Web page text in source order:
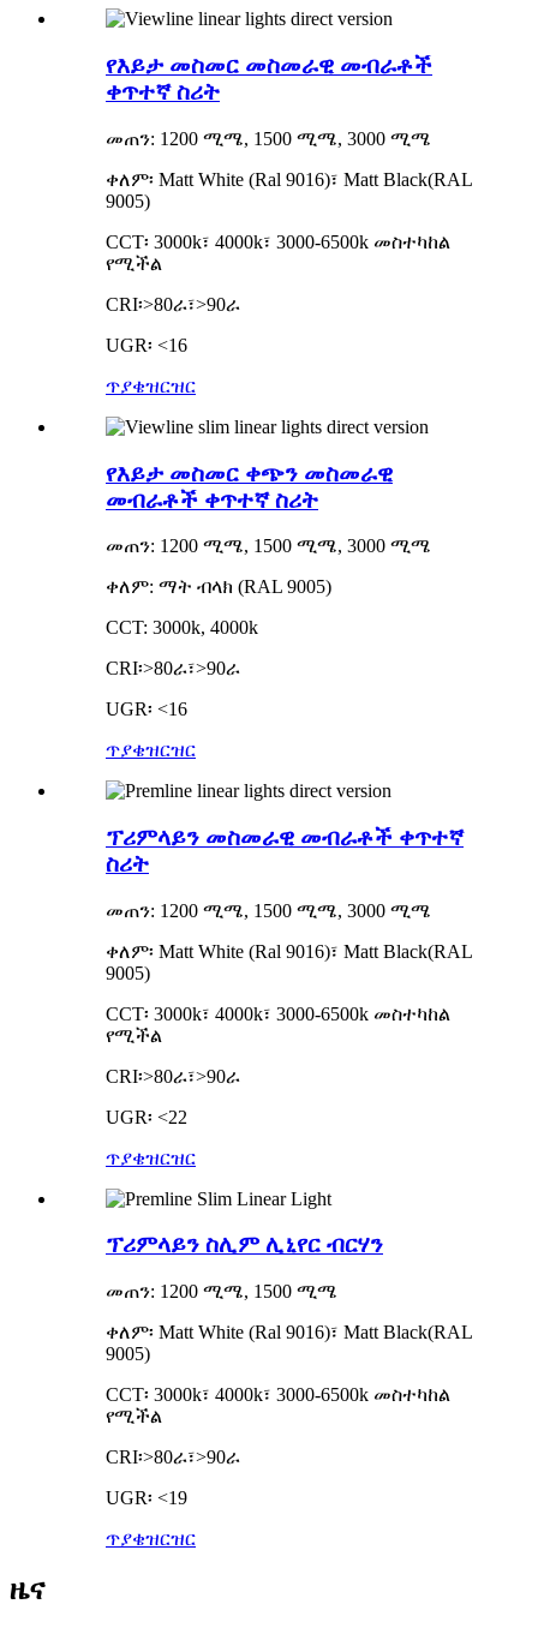
የእይታ መስመር መስመራዊ መብራቶች
ቀጥተኛ ስሪት
መጠን: 1200 ሚሜ, 1500 ሚሜ, 3000 ሚሜ
ቀለም፡ Matt White (Ral 9016)፣ Matt Black(RAL
9005)
CCT፡ 3000k፣ 4000k፣ 3000-6500k መስተካከል
የሚችል
CRI፡>80ራ፣>90ራ
UGR፡ <16
ጥያቄዝርዝር
የእይታ መስመር ቀጭን መስመራዊ
መብራቶች ቀጥተኛ ስሪት
መጠን: 1200 ሚሜ, 1500 ሚሜ, 3000 ሚሜ
ቀለም: ማት ብላክ (RAL 9005)
CCT: 3000k, 4000k
CRI፡>80ራ፣>90ራ
UGR፡ <16
ጥያቄዝርዝር
ፕሪምላይን መስመራዊ መብራቶች ቀጥተኛ
ስሪት
መጠን: 1200 ሚሜ, 1500 ሚሜ, 3000 ሚሜ
ቀለም፡ Matt White (Ral 9016)፣ Matt Black(RAL
9005)
CCT፡ 3000k፣ 4000k፣ 3000-6500k መስተካከል
የሚችል
CRI፡>80ራ፣>90ራ
UGR፡ <22
ጥያቄዝርዝር
ፕሪምላይን ስሊም ሊኒየር ብርሃን
መጠን: 1200 ሚሜ, 1500 ሚሜ
ቀለም፡ Matt White (Ral 9016)፣ Matt Black(RAL
9005)
CCT፡ 3000k፣ 4000k፣ 3000-6500k መስተካከል
የሚችል
CRI፡>80ራ፣>90ራ
UGR፡ <19
ጥያቄዝርዝር
ዜና